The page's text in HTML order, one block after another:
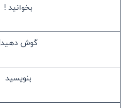
بخوانید !
گوش
بنویسید